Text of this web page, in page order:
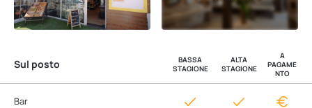
Sul posto
BASSA
STAGIONE
ALTA
STAGIONE
A
PAGAME
NTO
Bar